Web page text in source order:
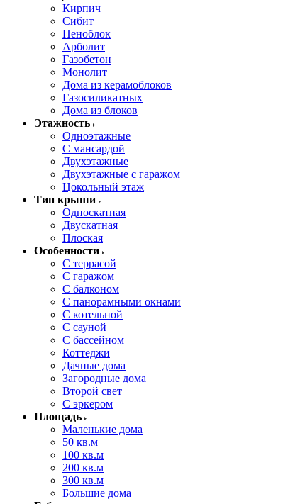
Кирпич
Сибит
Пеноблок
Арболит
Газобетон
Монолит
Дома из керамоблоков
Газосиликатных
Дома из блоков
Этажность
Одноэтажные
С мансардой
Двухэтажные
Двухэтажные с гаражом
Цокольный этаж
Тип крыши
Односкатная
Двускатная
Плоская
Особенности
С террасой
С гаражом
С балконом
С панорамными окнами
С котельной
С сауной
С бассейном
Коттеджи
Дачные дома
Загородные дома
Второй свет
С эркером
Площадь
Маленькие дома
50 кв.м
100 кв.м
200 кв.м
300 кв.м
Большие дома